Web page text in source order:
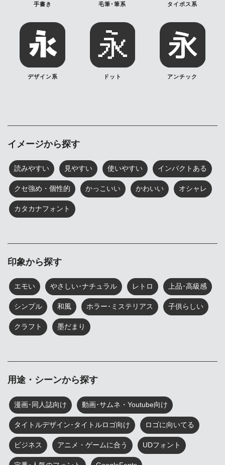
手書き 毛筆･筆系 タイポス系
デザイン系 ドット アンチック
イメージから探す
読みやすい 見やすい 使いやすい インパクトある
クセ強め・個性的 かっこいい かわいい オシャレ
カタカナフォント
印象から探す
エモい やさしい･ナチュラル レトロ 上品･高級感
シンプル 和風 ホラー･ミステリアス 子供らしい
クラフト 墨だまり
用途・シーンから探す
漫画･同人誌向け 動画･サムネ・Youtube向け
タイトルデザイン･タイトルロゴ向け ロゴに向いてる
ビジネス アニメ・ゲームに合う UDフォント